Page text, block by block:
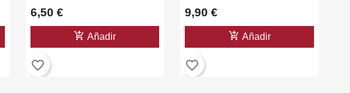
6,50 €
add_shopping_cart Añadir
favorite_border
9,90 €
add_shopping_cart Añadir
favorite_border